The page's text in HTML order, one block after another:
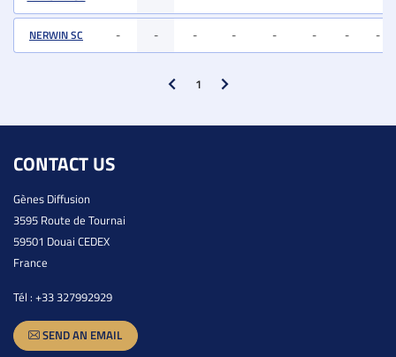
NERWIN SC - - - - - - - -
1
CONTACT US
Gènes Diffusion
3595 Route de Tournai
59501 Douai CEDEX
France
Tél : +33 327992929
SEND AN EMAIL